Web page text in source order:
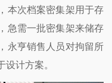
本次档案密集架用于存
急需一批密集架来储存
永亨销售人员对拘留所
计方案。